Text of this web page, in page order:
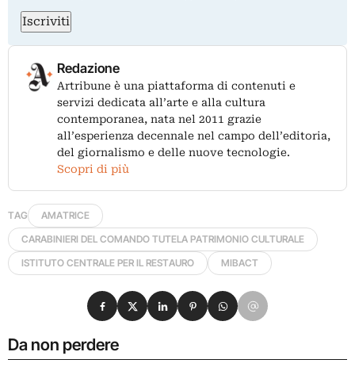
Iscriviti
Redazione
Artribune è una piattaforma di contenuti e
servizi dedicata all’arte e alla cultura
contemporanea, nata nel 2011 grazie
all’esperienza decennale nel campo dell’editoria,
del giornalismo e delle nuove tecnologie.
Scopri di più
TAG
AMATRICE
CARABINIERI DEL COMANDO TUTELA PATRIMONIO CULTURALE
ISTITUTO CENTRALE PER IL RESTAURO
MIBACT
Da non perdere
Condividi su Facebook
Condividi su X
Condividi su LinkedIn
Condividi su Pinterest
Condividi su WhatsApp
Condividi su Email